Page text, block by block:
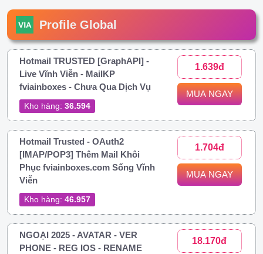
Profile Global
Hotmail TRUSTED [GraphAPI] -
Live Vĩnh Viễn - MailKP
fviainboxes - Chưa Qua Dịch Vụ
Kho hàng: 36.594
1.639đ
MUA NGAY
Hotmail Trusted - OAuth2
[IMAP/POP3] Thêm Mail Khôi
Phục fviainboxes.com Sống Vĩnh
Viễn
Kho hàng: 46.957
1.704đ
MUA NGAY
NGOẠI 2025 - AVATAR - VER
PHONE - REG IOS - RENAME
18.170đ